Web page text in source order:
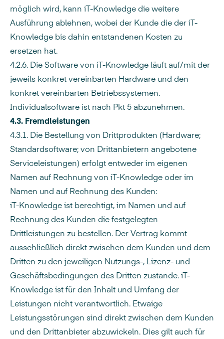
möglich wird, kann iT-Knowledge die weitere
Ausführung ablehnen, wobei der Kunde die der iT-
Knowledge bis dahin entstandenen Kosten zu
ersetzen hat.
4.2.6. Die Software von iT-Knowledge läuft auf/mit der
jeweils konkret vereinbarten Hardware und den
konkret vereinbarten Betriebssystemen.
Individualsoftware ist nach Pkt 5 abzunehmen.
4.3. Fremdleistungen
4.3.1. Die Bestellung von Drittprodukten (Hardware;
Standardsoftware; von Drittanbietern angebotene
Serviceleistungen) erfolgt entweder im eigenen
Namen auf Rechnung von iT-Knowledge oder im
Namen und auf Rechnung des Kunden:
iT-Knowledge ist berechtigt, im Namen und auf
Rechnung des Kunden die festgelegten
Drittleistungen zu bestellen. Der Vertrag kommt
ausschließlich direkt zwischen dem Kunden und dem
Dritten zu den jeweiligen Nutzungs-, Lizenz- und
Geschäftsbedingungen des Dritten zustande. iT-
Knowledge ist für den Inhalt und Umfang der
Leistungen nicht verantwortlich. Etwaige
Leistungsstörungen sind direkt zwischen dem Kunden
und den Drittanbieter abzuwickeln. Dies gilt auch für